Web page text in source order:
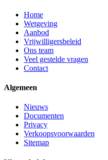
Home
Wetgeving
Aanbod
Vrijwilligersbeleid
Ons team
Veel gestelde vragen
Contact
Algemeen
Nieuws
Documenten
Privacy
Verkoopsvoorwaarden
Sitemap